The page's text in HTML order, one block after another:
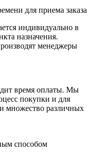
для приема заказа
индивидуально в
назначения.
менеджеры
время оплаты. Мы
покупки и для
множество различных
способом